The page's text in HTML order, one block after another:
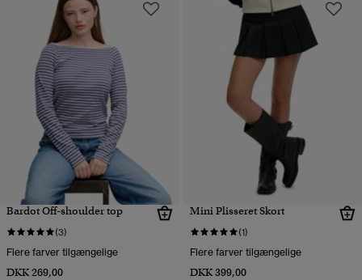
Bardot Off-shoulder top
(3)
Flere farver tilgængelige
DKK 269,00
Mini Plisseret Skort
(1)
Flere farver tilgængelige
DKK 399,00